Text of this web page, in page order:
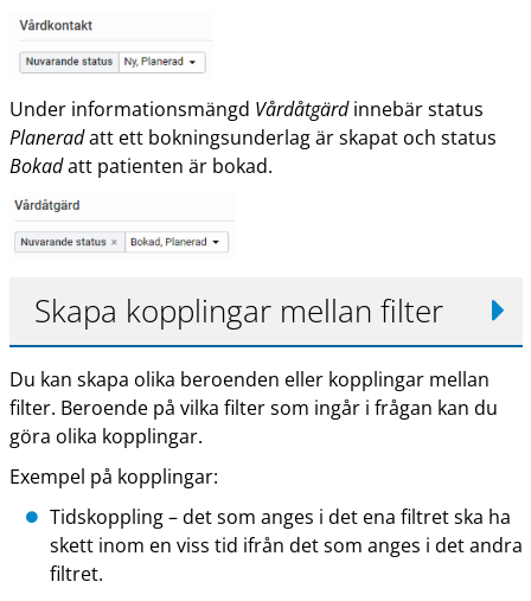
Under informationsmängd Vårdåtgärdinnebär status
Planeradatt ett bokningsunderlag är skapat och status
Bokadatt patienten är bokad.
Skapa kopplingar mellan filter
Du kan skapa olika beroenden eller kopplingar mellan
filter. Beroende på vilka filter som ingår i frågan kan du
göra olika kopplingar.
Exempel på kopplingar:
Tidskoppling – det som anges i det ena filtret ska ha
skett inom en viss tid ifrån det som anges i det andra
filtret.